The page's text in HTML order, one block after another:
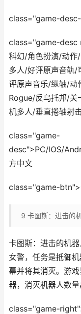
class="game-
class="game-desc
科幻/角色扮演/动
多人/好评原声音轨
评原声音乐/纵轴/动
Rogue/反乌托邦/关
机多人/垂直捲轴射
class="game-
desc">PC/IOS/
方中文
class="game-btn">
9 卡图斯：进击的
卡图斯：进击的机
女警，任务是抵御
幕并将其消灭。游
器，消灭机器人数量
class="game-